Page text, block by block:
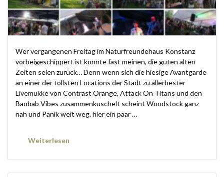
Wer vergangenen Freitag im Naturfreundehaus Konstanz
vorbeigeschippert ist konnte fast meinen, die guten alten
Zeiten seien zurück… Denn wenn sich die hiesige Avantgarde
an einer der tollsten Locations der Stadt zu allerbester
Livemukke von Contrast Orange, Attack On Titans und den
Baobab Vibes zusammenkuschelt scheint Woodstock ganz
nah und Panik weit weg. hier ein paar …
Weiterlesen